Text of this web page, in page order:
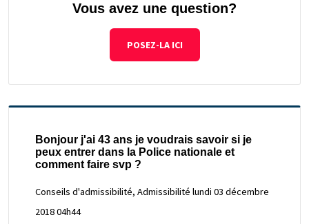
Vous avez une question?
POSEZ-LA ICI
Bonjour j'ai 43 ans je voudrais savoir si je
peux entrer dans la Police nationale et
comment faire svp ?
Conseils d'admissibilité, Admissibilité lundi 03 décembre
2018 04h44